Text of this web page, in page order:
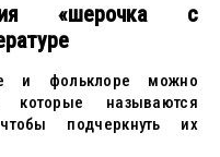
«шерочка с
и фольклоре можно
которые называются
подчеркнуть их